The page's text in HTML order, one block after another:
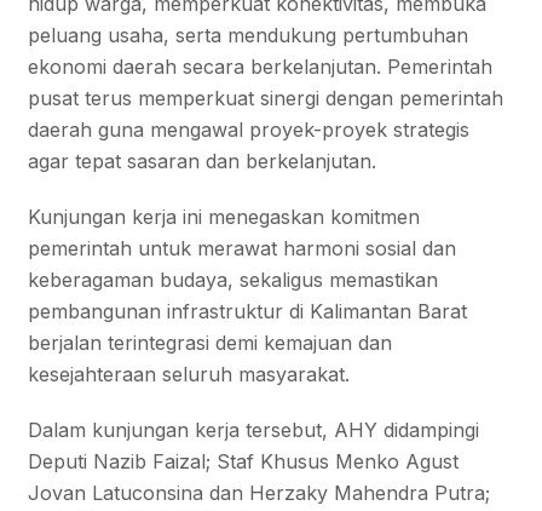
peluang usaha, serta mendukung pertumbuhan
ekonomi daerah secara berkelanjutan. Pemerintah
pusat terus memperkuat sinergi dengan pemerintah
daerah guna mengawal proyek-proyek strategis
agar tepat sasaran dan berkelanjutan.
Kunjungan kerja ini menegaskan komitmen
pemerintah untuk merawat harmoni sosial dan
keberagaman budaya, sekaligus memastikan
pembangunan infrastruktur di Kalimantan Barat
berjalan terintegrasi demi kemajuan dan
kesejahteraan seluruh masyarakat.
Dalam kunjungan kerja tersebut, AHY didampingi
Deputi Nazib Faizal; Staf Khusus Menko Agust
Jovan Latuconsina dan Herzaky Mahendra Putra;